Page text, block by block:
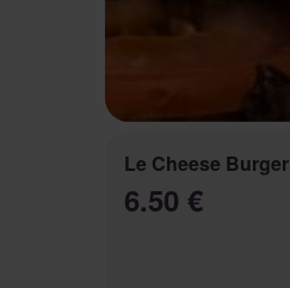
Le Cheese Burger
6.50 €